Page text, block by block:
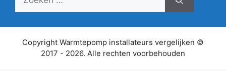
Copyright Warmtepomp installateurs vergelijken ©
2017 - 2026. Alle rechten voorbehouden